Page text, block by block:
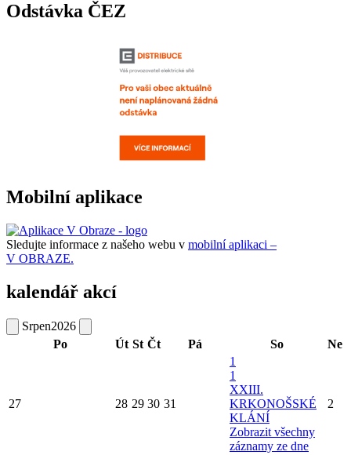
Odstávka ČEZ
Mobilní aplikace
Sledujte informace z našeho webu v mobilní aplikaci –
V OBRAZE.
kalendář akcí
Srpen2026
Po
Út St Čt Pá So Ne
27 28 29 30 31
1
1
XXIII.
KRKONOŠSKÉ
KLÁNÍ
Zobrazit všechny
záznamy ze dne
2